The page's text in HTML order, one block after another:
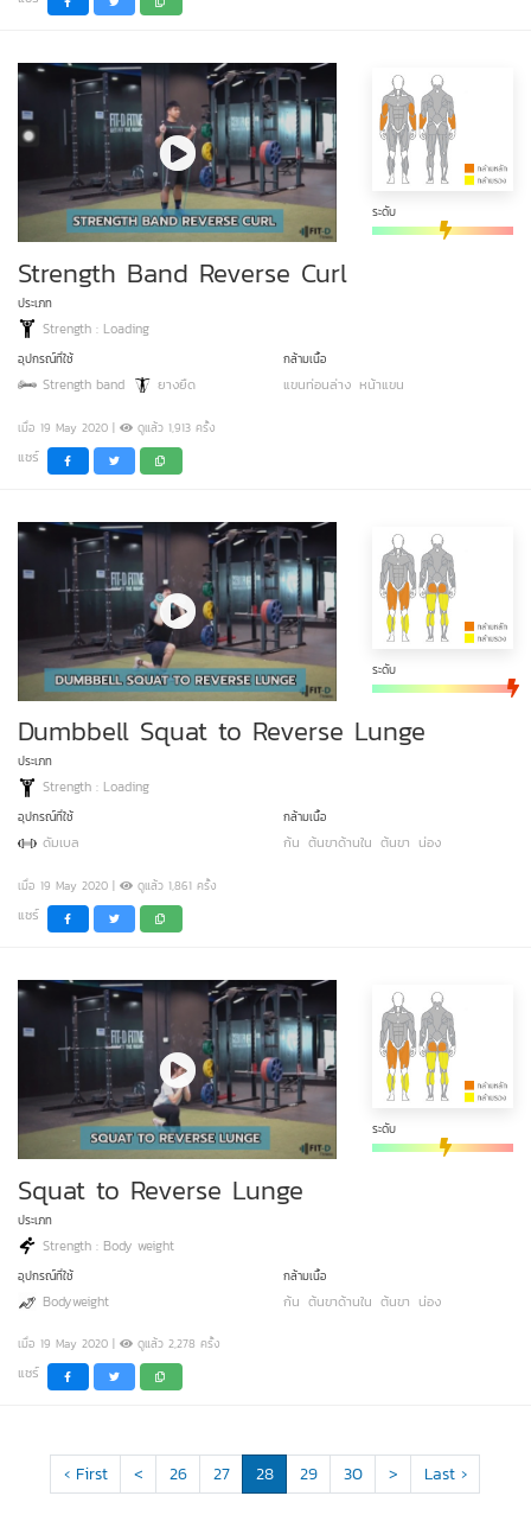
ระดับ
Strength Band Reverse Curl
ประเภท
Strength : Loading
อุปกรณ์ที่ใช้
Strength band ยางยืด
กล้ามเนื้อ
แขนท่อนล่าง หน้าแขน
เมื่อ 19 May 2020 | ดูแล้ว 1,913 ครั้ง
แชร์
ระดับ
Dumbbell Squat to Reverse Lunge
ประเภท
Strength : Loading
อุปกรณ์ที่ใช้
ดัมเบล
กล้ามเนื้อ
ก้น ต้นขาด้านใน ต้นขา น่อง
เมื่อ 19 May 2020 | ดูแล้ว 1,861 ครั้ง
แชร์
ระดับ
Squat to Reverse Lunge
ประเภท
Strength : Body weight
อุปกรณ์ที่ใช้
Bodyweight
กล้ามเนื้อ
ก้น ต้นขาด้านใน ต้นขา น่อง
เมื่อ 19 May 2020 | ดูแล้ว 2,278 ครั้ง
แชร์
‹ First < 26 27 28 29 30 > Last ›